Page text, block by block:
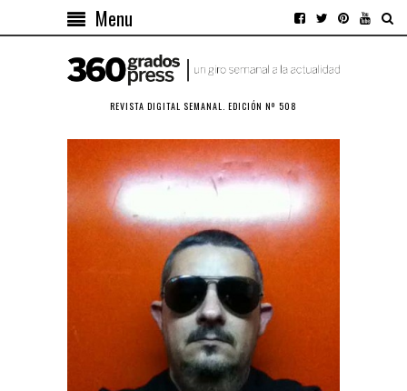
Menu
REVISTA DIGITAL SEMANAL. EDICIÓN Nº 508